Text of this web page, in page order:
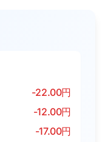
-22.00円
-12.00円
-17.00円